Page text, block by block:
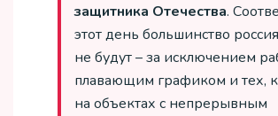
защитника Отечества.
этот день большинство
не будут – за исключением
плавающим графиком и тех,
на объектах с непрерывным